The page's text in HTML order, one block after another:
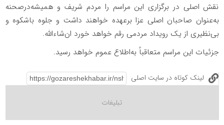
نقش اصلی در برگزاری این مراسم را مردم شریف و همیشه‌درصحنه
به‌عنوان صاحبان اصلی عزا برعهده خواهند داشت و جلوه باشکوه و
بی‌نظیری از یک رویداد مردمی رقم خواهد خورد ان‌شاءالله.
جزئیات این مراسم متعاقباً به‌اطلاع عموم خواهد رسید.
لینک کوتاه در سایت اصلی